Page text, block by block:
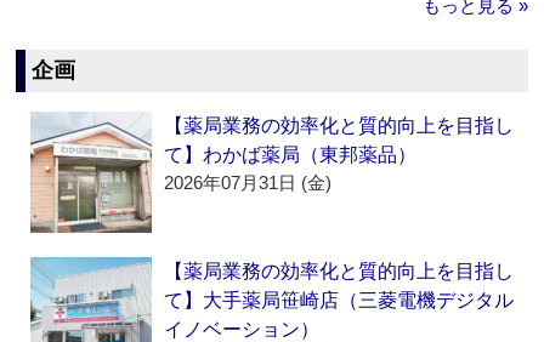
もっと見る »
企画
【薬局業務の効率化と質的向上を目指し
て】わかば薬局（東邦薬品）
2026年07月31日 (金)
【薬局業務の効率化と質的向上を目指し
て】大手薬局笹崎店（三菱電機デジタル
イノベーション）